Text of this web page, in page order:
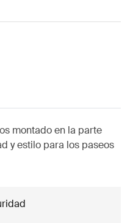
montado en la parte
y estilo para los paseos